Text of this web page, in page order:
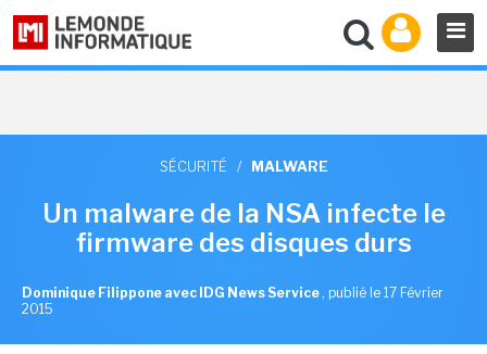
SÉCURITÉ / MALWARE
Un malware de la NSA infecte le
firmware des disques durs
Dominique Filippone avec IDG News Service , publié le 17 Février
2015